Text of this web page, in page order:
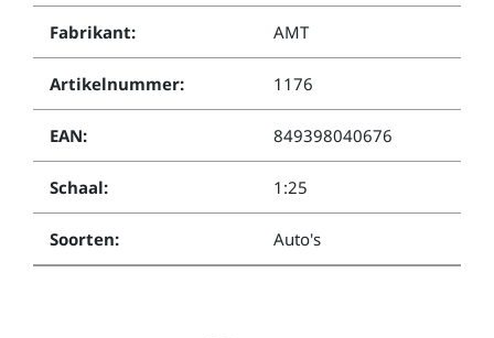
Fabrikant: AMT
Artikelnummer: 1176
EAN: 849398040676
Schaal: 1:25
Soorten: Auto's